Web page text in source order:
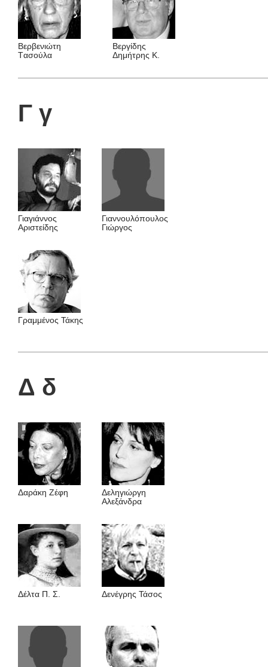
Βερβενιώτη
Tασούλα
Βεργίδης
Δημήτρης K.
Γ γ
Γιαγιάννος
Aριστείδης
Γιαννουλόπουλος
Γιώργος
Γραμμένος Τάκης
Δ δ
Δαράκη Ζέφη
Δεληγιώργη
Αλεξάνδρα
Δέλτα Π. Σ. Δενέγρης Τάσος